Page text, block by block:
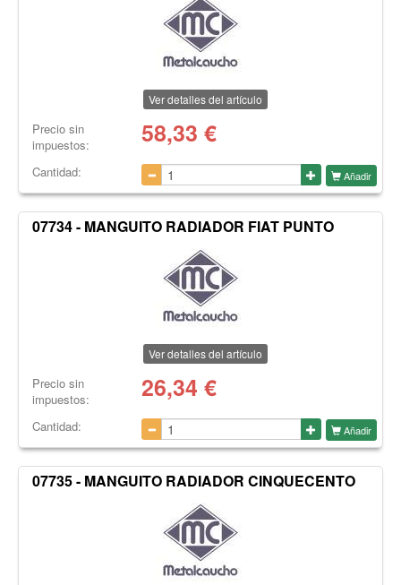
Ver detalles del artículo
Precio sin
impuestos:
58,33 €
Cantidad: Añadir
07734 - MANGUITO RADIADOR FIAT PUNTO
Ver detalles del artículo
Precio sin
impuestos:
26,34 €
Cantidad: Añadir
07735 - MANGUITO RADIADOR CINQUECENTO